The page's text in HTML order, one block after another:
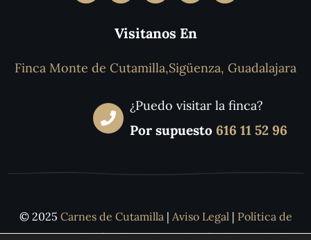
Visitanos En
Finca Monte de Cutamilla,Sigüenza, Guadalajara
¿Puedo visitar la finca?
Por supuesto 616 11 52 96
© 2025 Carnes de Cutamilla | Aviso Legal | Política de
Privacidad|Política de Cookies|Política de